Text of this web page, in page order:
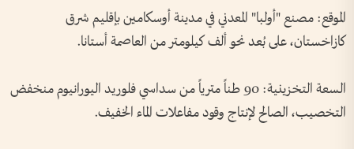
الموقع: مصنع "أولبا" المعدني في مدينة أوسكامين بإقليم شرق
كازاخستان، على بُعد نحو ألف كيلومتر من العاصمة أستانا.
السعة التخزينية: 90 طناً مترياً من سداسي فلوريد اليورانيوم منخفض
التخصيب، الصالح لإنتاج وقود مفاعلات الماء الخفيف.